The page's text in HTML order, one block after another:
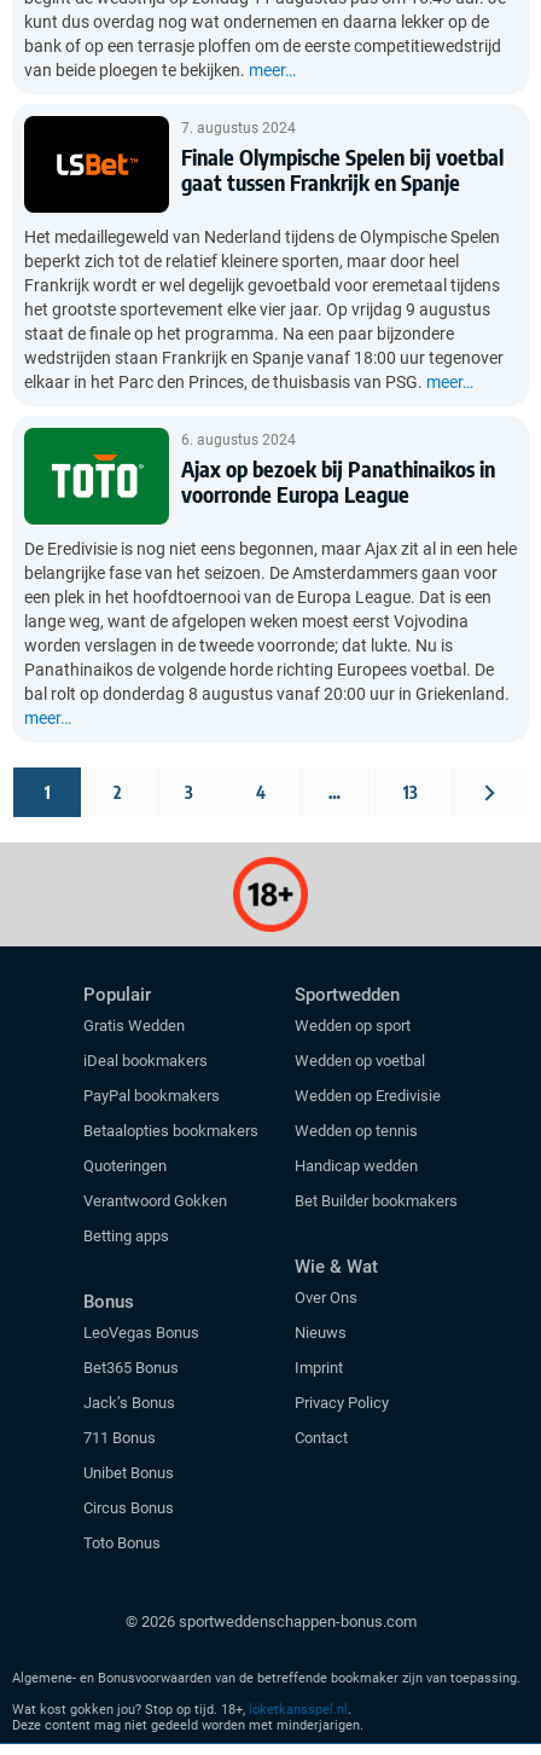
kunt dus overdag nog wat ondernemen en daarna lekker op de
bank of op een terrasje ploffen om de eerste competitiewedstrijd
van beide ploegen te bekijken. meer…
7. augustus 2024
Finale Olympische Spelen bij voetbal
gaat tussen Frankrijk en Spanje
Het medaillegeweld van Nederland tijdens de Olympische Spelen
beperkt zich tot de relatief kleinere sporten, maar door heel
Frankrijk wordt er wel degelijk gevoetbald voor eremetaal tijdens
het grootste sportevement elke vier jaar. Op vrijdag 9 augustus
staat de finale op het programma. Na een paar bijzondere
wedstrijden staan Frankrijk en Spanje vanaf 18:00 uur tegenover
elkaar in het Parc den Princes, de thuisbasis van PSG. meer…
6. augustus 2024
Ajax op bezoek bij Panathinaikos in
voorronde Europa League
De Eredivisie is nog niet eens begonnen, maar Ajax zit al in een hele
belangrijke fase van het seizoen. De Amsterdammers gaan voor
een plek in het hoofdtoernooi van de Europa League. Dat is een
lange weg, want de afgelopen weken moest eerst Vojvodina
worden verslagen in de tweede voorronde; dat lukte. Nu is
Panathinaikos de volgende horde richting Europees voetbal. De
bal rolt op donderdag 8 augustus vanaf 20:00 uur in Griekenland.
meer…
1 2 3 4 … 13
Populair
Gratis Wedden
iDeal bookmakers
PayPal bookmakers
Betaalopties bookmakers
Quoteringen
Verantwoord Gokken
Betting apps
Bonus
LeoVegas Bonus
Bet365 Bonus
Jack’s Bonus
711 Bonus
Unibet Bonus
Circus Bonus
Toto Bonus
Sportwedden
Wedden op sport
Wedden op voetbal
Wedden op Eredivisie
Wedden op tennis
Handicap wedden
Bet Builder bookmakers
Wie & Wat
Over Ons
Nieuws
Imprint
Privacy Policy
Contact
© 2026 sportweddenschappen-bonus.com
Algemene- en Bonusvoorwaarden van de betreffende bookmaker zijn van toepassing.
Wat kost gokken jou? Stop op tijd. 18+, loketkansspel.nl .
Deze content mag niet gedeeld worden met minderjarigen.